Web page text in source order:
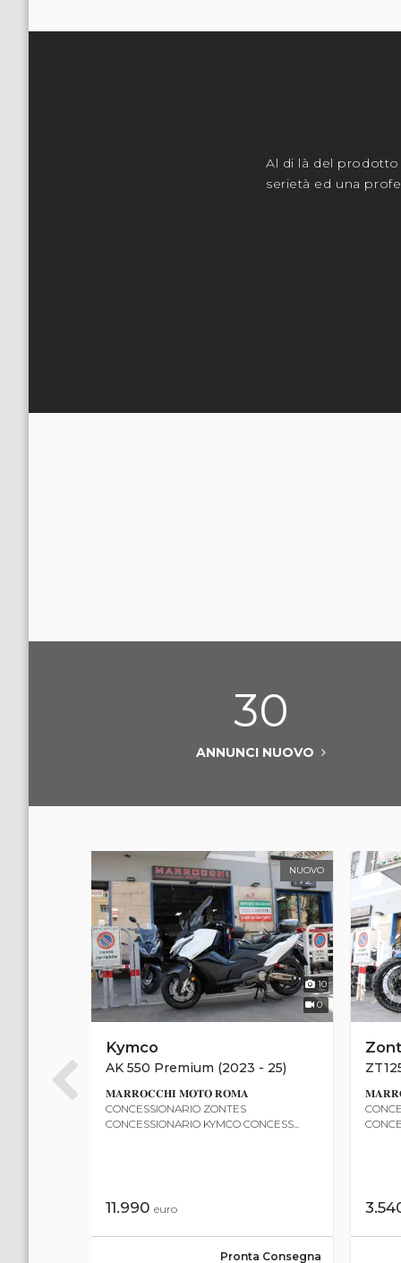
Al di là del
serietà ed una
30
ANNUNCI NUOVO
NUOVO
10
0
Kymco
AK 550 Premium (2023 - 25)
𝐌𝐀𝐑𝐑𝐎𝐂𝐂𝐇𝐈 𝐌𝐎𝐓𝐎 𝐑𝐎𝐌𝐀
CONCESSIONARIO ZONTES
CONCESSIONARIO KYMCO CONCESS...
11.990 euro
Pronta Consegna